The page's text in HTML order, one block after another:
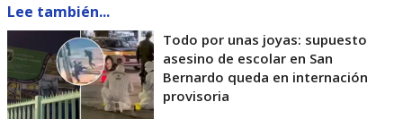
Lee también...
Todo por unas joyas: supuesto
asesino de escolar en San
Bernardo queda en internación
provisoria